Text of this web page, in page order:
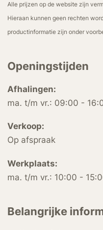
Alle prijzen op de website zijn
Hieraan kunnen geen rechten
productinformatie zijn onder
Openingstijden
Afhalingen:
ma. t/m vr.: 09:00 -
Verkoop:
Op afspraak
Werkplaats:
ma. t/m vr.: 10:00 -
Belangrijke